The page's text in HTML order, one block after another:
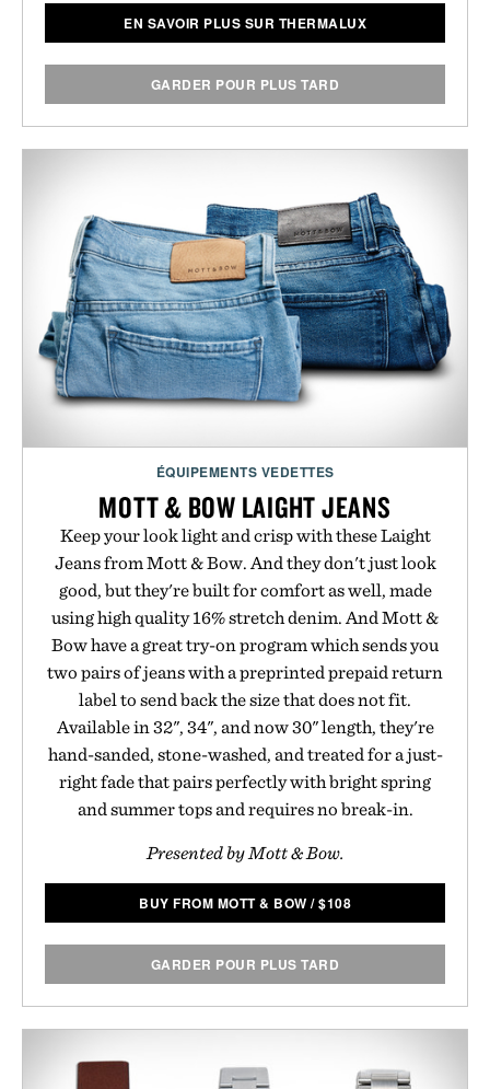
EN SAVOIR PLUS SUR THERMALUX
GARDER POUR PLUS TARD
ÉQUIPEMENTS VEDETTES
MOTT & BOW LAIGHT JEANS
Keep your look light and crisp with these Laight
Jeans from Mott & Bow. And they don't just look
good, but they're built for comfort as well, made
using high quality 16% stretch denim. And Mott &
Bow have a great try-on program which sends you
two pairs of jeans with a preprinted prepaid return
label to send back the size that does not fit.
Available in 32", 34", and now 30" length, they're
hand-sanded, stone-washed, and treated for a just-
right fade that pairs perfectly with bright spring
and summer tops and requires no break-in.
Presented by Mott & Bow.
BUY FROM MOTT & BOW /$108
GARDER POUR PLUS TARD